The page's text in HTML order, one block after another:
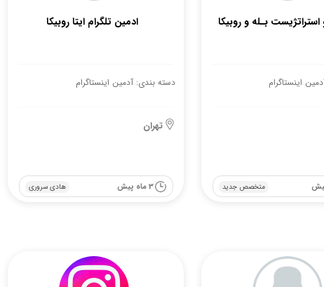
بـله و روبیکا
اینستاگرام
متخصص جدید
ادمین تلگرام ایتا روبیکا
دسته بندی: آدمین اینستاگرام
تهران
هادی سروری 3 ماه پیش